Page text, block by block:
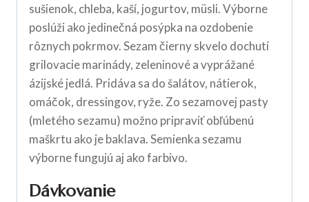
sušienok, chleba, kaší, jogurtov, müsli. Výborne
poslúži ako jedinečná posýpka na ozdobenie
rôznych pokrmov. Sezam čierny skvelo dochutí
grilovacie marinády, zeleninové a vyprážané
ázijské jedlá. Pridáva sa do šalátov, nátierok,
omáčok, dressingov, ryže. Zo sezamovej pasty
(mletého sezamu) možno pripraviť obľúbenú
maškrtu ako je baklava. Semienka sezamu
výborne fungujú aj ako farbivo.
Dávkovanie